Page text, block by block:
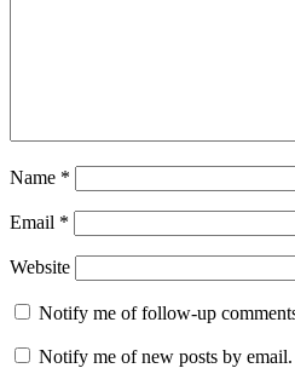
Name *
Email *
Website
Notify me of follow-up
Notify me of new posts by email.